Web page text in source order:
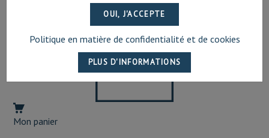
Mon panier
Politique en matière de confidentialité et de cookies